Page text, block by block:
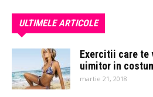
ULTIMELE ARTICOLE
Exercitii care te
uimitor in
martie 21, 2018